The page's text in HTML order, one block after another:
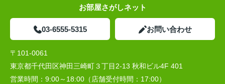
お部屋さがしネット
03-6555-5315 お問い合わせ
〒101-0061
東京都千代田区神田三崎町３丁目2-13 秋和ビル4F 401
営業時間： 9:00～18:00（店舗受付時間：17:00）